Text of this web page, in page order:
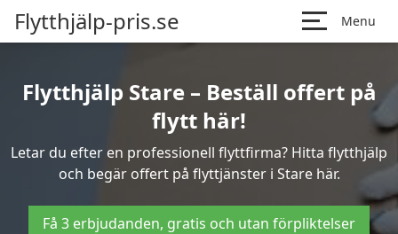
Flytthjälp-pris.se Menu
Flytthjälp Stare – Beställ offert på
flytt här!
Letar du efter en professionell flyttfirma? Hitta flytthjälp
och begär offert på flyttjänster i Stare här.
Få 3 erbjudanden, gratis och utan förpliktelser